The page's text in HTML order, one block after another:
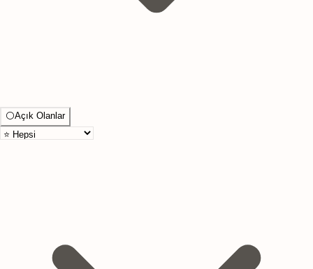
⚪Açık Olanlar